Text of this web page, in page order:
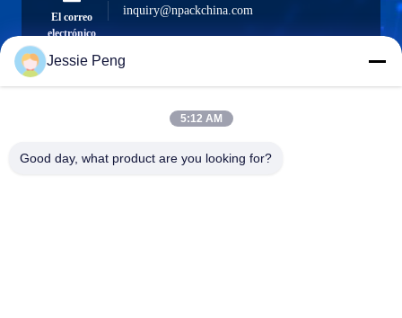
El correo
electrónico
inquiry@npackchina.com
0086-21-66035560
Jessie Peng
5:12 AM
Good day, what product are you looking for?